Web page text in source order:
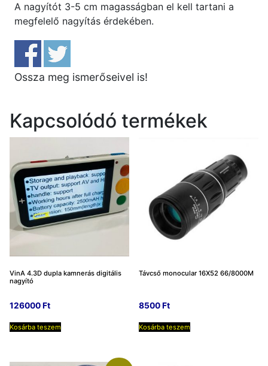
A nagyítót 3-5 cm magasságban el kell tartani a
megfelelő nagyítás érdekében.
Ossza meg ismerőseivel is!
Kapcsolódó termékek
VinA 4.3D dupla kamnerás digitális
nagyító
126000Ft
Kosárba teszem
Távcső monocular 16X52 66/8000M
8500Ft
Kosárba teszem